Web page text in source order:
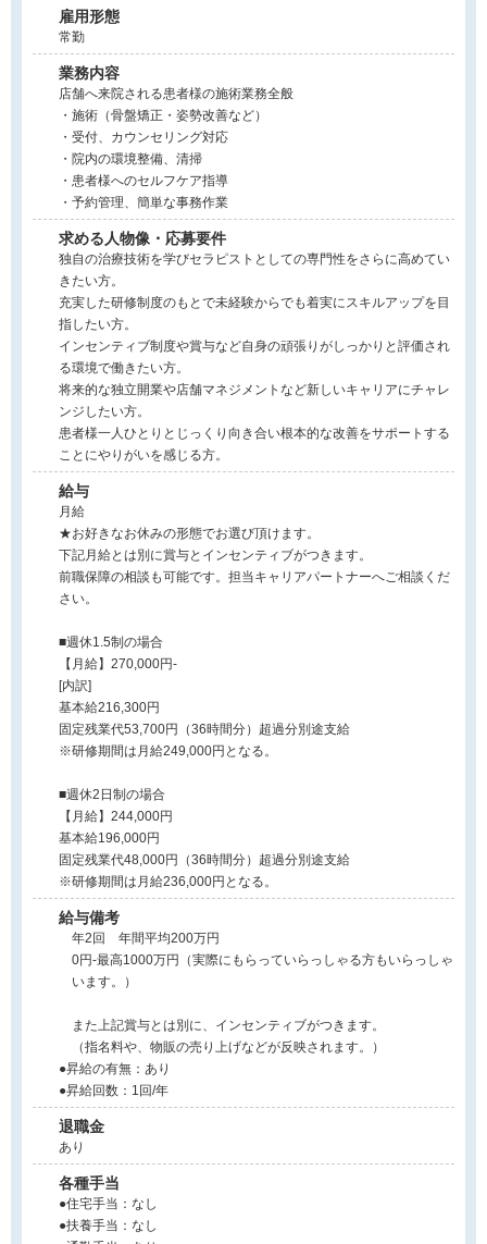
雇用形態
常勤
業務内容
店舗へ来院される患者様の施術業務全般
・施術（骨盤矯正・姿勢改善など）
・受付、カウンセリング対応
・院内の環境整備、清掃
・患者様へのセルフケア指導
・予約管理、簡単な事務作業
求める人物像・応募要件
独自の治療技術を学びセラピストとしての専門性をさらに高めてい
きたい方。
充実した研修制度のもとで未経験からでも着実にスキルアップを目
指したい方。
インセンティブ制度や賞与など自身の頑張りがしっかりと評価され
る環境で働きたい方。
将来的な独立開業や店舗マネジメントなど新しいキャリアにチャレ
ンジしたい方。
患者様一人ひとりとじっくり向き合い根本的な改善をサポートする
ことにやりがいを感じる方。
給与
月給
★お好きなお休みの形態でお選び頂けます。
下記月給とは別に賞与とインセンティブがつきます。
前職保障の相談も可能です。担当キャリアパートナーへご相談くだ
さい。
■週休1.5制の場合
【月給】270,000円-
[内訳]
基本給216,300円
固定残業代53,700円（36時間分）超過分別途支給
※研修期間は月給249,000円となる。
■週休2日制の場合
【月給】244,000円
基本給196,000円
固定残業代48,000円（36時間分）超過分別途支給
※研修期間は月給236,000円となる。
給与備考
年2回 年間平均200万円
0円-最高1000万円（実際にもらっていらっしゃる方もいらっしゃ
います。）
また上記賞与とは別に、インセンティブがつきます。
（指名料や、物販の売り上げなどが反映されます。）
●昇給の有無：あり
●昇給回数：1回/年
退職金
あり
各種手当
●住宅手当：なし
●扶養手当：なし